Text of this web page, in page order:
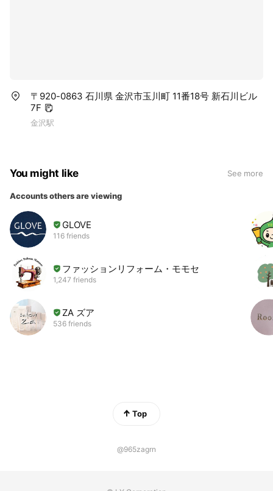
〒920-0863 石川県 金沢市玉川町 11番18号 新石川ビル
7F
金沢駅
You might like See more
Accounts others are viewing
GLOVE
116 friends
ファッションリフォーム・モモセ
1,247 friends
ZA ズア
536 friends
Top
@965zagrn